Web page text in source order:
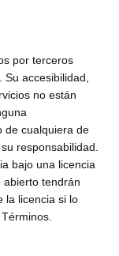
por terceros
accesibilidad,
no están
de cualquiera de
responsabilidad.
bajo una licencia
abierto tendrán
la licencia si lo